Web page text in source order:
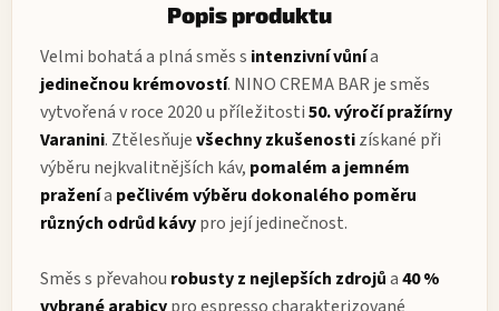
Popis produktu
Velmi bohatá a plná směs s intenzivní vůnía
jedinečnou krémovostí. NINO CREMA BAR je směs
vytvořená v roce 2020 u příležitosti50. výročí pražírny
Varanini. Ztělesňujevšechny zkušenostizískané při
výběru nejkvalitnějších káv, pomalém a jemném
praženía pečlivém výběru dokonalého poměru
různých odrůd kávypro její jedinečnost.
Směs s převahou robusty z nejlepších zdrojůa40 %